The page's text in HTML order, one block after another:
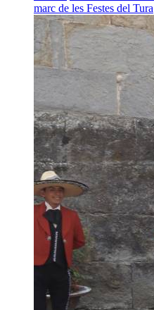
marc de les Festes del Tura